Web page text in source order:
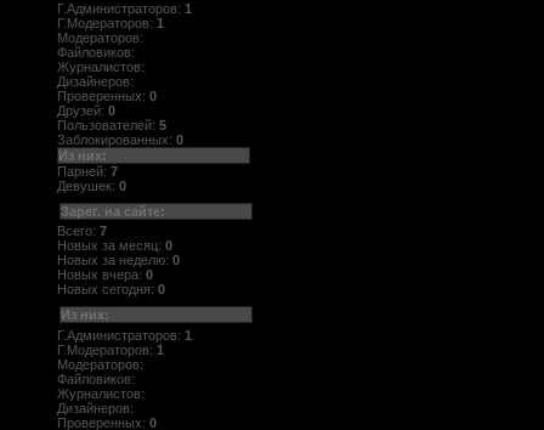
Г.Администраторов: 1
Г.Модераторов: 1
Модераторов:
Файловиков:
Журналистов:
Дизайнеров:
Проверенных: 0
Друзей: 0
Пользователей: 5
Заблокированных: 0
Из них:
Парней: 7
Девушек: 0
Зарег. на сайте:
Всего: 7
Новых за месяц: 0
Новых за неделю: 0
Новых вчера: 0
Новых сегодня: 0
Из них:
Г.Администраторов: 1
Г.Модераторов: 1
Модераторов:
Файловиков:
Журналистов:
Дизайнеров:
Проверенных: 0